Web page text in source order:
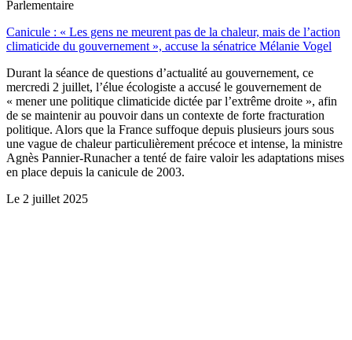
Parlementaire
Canicule : « Les gens ne meurent pas de la chaleur, mais de l’action
climaticide du gouvernement », accuse la sénatrice Mélanie Vogel
Durant la séance de questions d’actualité au gouvernement, ce
mercredi 2 juillet, l’élue écologiste a accusé le gouvernement de
« mener une politique climaticide dictée par l’extrême droite », afin
de se maintenir au pouvoir dans un contexte de forte fracturation
politique. Alors que la France suffoque depuis plusieurs jours sous
une vague de chaleur particulièrement précoce et intense, la ministre
Agnès Pannier-Runacher a tenté de faire valoir les adaptations mises
en place depuis la canicule de 2003.
Le 2 juillet 2025